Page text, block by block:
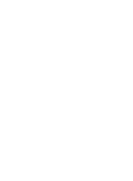
Состав и
по УГПС